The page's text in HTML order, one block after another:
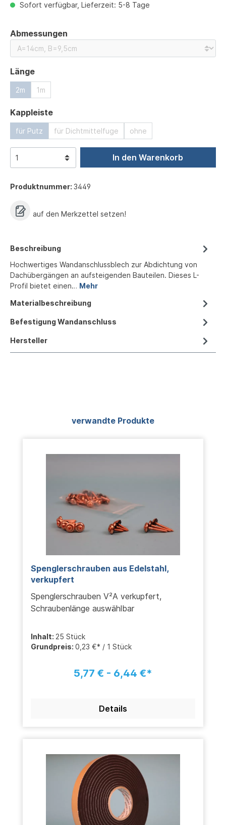
Sofort verfügbar, Lieferzeit: 5-8 Tage
Abmessungen
Längeauswählen
2m 1m
Kappleisteauswählen
für Putz für Dichtmittelfuge ohne
In den Warenkorb
Produktnummer: 3449
auf den Merkzettel setzen!
Beschreibung
Hochwertiges Wandanschlussblech zur Abdichtung von
Dachübergängen an aufsteigenden Bauteilen. Dieses L-
Profil bietet einen… Mehr
Materialbeschreibung
Befestigung Wandanschluss
Hersteller
Produktgalerie überspringen
verwandte Produkte
Spenglerschrauben aus Edelstahl,
verkupfert
Spenglerschrauben V²A verkupfert,
Schraubenlänge auswählbar
Inhalt: 25 Stück
Grundpreis: 0,23 €* / 1 Stück
5,77 € - 6,44 €*
Details